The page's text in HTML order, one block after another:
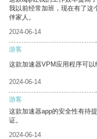
我以前经常加班，现在有了这
伴家人。
2024-06-14
游客
这款加速器VPM应用程序可以
2024-06-14
游客
这款加速器app的安全性有待
证。
2024-06-14